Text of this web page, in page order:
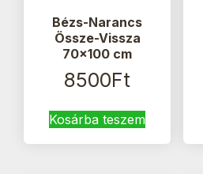
Bézs-Narancs
Össze-Vissza
70×100 cm
8500Ft
Kosárba teszem